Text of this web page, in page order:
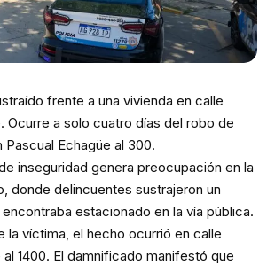
frente a una vivienda en calle
Ocurre a solo cuatro días del robo de
Pascual Echagüe al 300.
inseguridad genera preocupación en la
donde delincuentes sustrajeron un
estacionado en la vía pública.
la víctima, el hecho ocurrió en calle
al 1400. El damnificado manifestó que